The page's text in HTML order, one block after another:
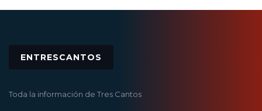
ENTRESCANTOS
Toda la información de Tres Cantos